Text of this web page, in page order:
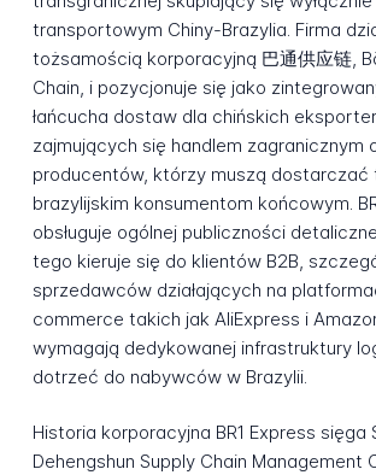
transportowym Chiny-Brazylia. Firma
tożsamością korporacyjną 巴通供应链,
Chain, i pozycjonuje się jako
łańcucha dostaw dla chińskich
zajmujących się handlem zagranicznym
producentów, którzy muszą dostarczać
brazylijskim konsumentom końcowym.
obsługuje ogólnej publiczności
tego kieruje się do klientów B2B,
sprzedawców działających na
commerce takich jak AliExpress i
wymagają dedykowanej infrastruktury
dotrzeć do nabywców w Brazylii.
Historia korporacyjna BR1 Express sięga
Dehengshun Supply Chain Management